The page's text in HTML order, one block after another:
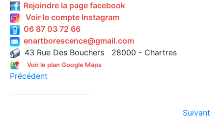
Rejoindre la page facebook
Voir le compte Instagram
06 87 03 72 66
enartborescence@gmail.com
43 Rue Des Bouchers 28000 - Chartres
Voir le plan Google Maps
Précédent
Suivant